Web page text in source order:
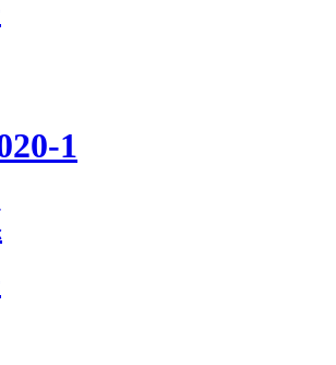
1